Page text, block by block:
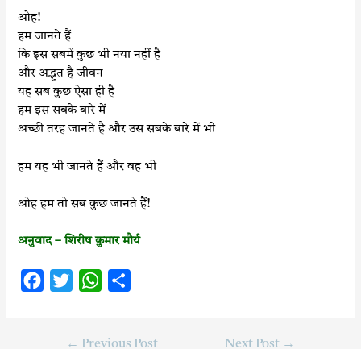
ओह!
हम जानते हैं
कि इस सबमें कुछ भी नया नहीं है
और अद्भुत है जीवन
यह सब कुछ ऐसा ही है
हम इस सबके बारे में
अच्छी तरह जानते है और उस सबके बारे में भी
हम यह भी जानते हैं और वह भी
ओह हम तो सब कुछ जानते हैं!
अनुवाद – शिरीष कुमार मौर्य
W
← Previous Post Next Post →